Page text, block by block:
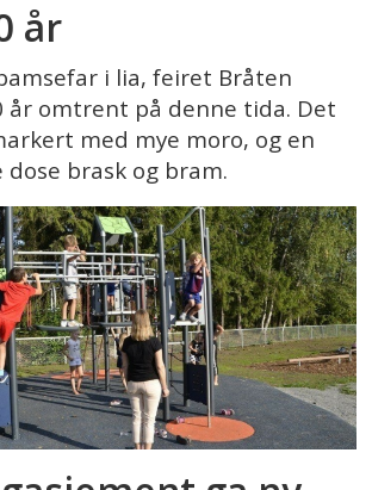
år
i lia, feiret Bråten
år omtrent på denne tida. Det
med mye moro, og en
dose brask og bram.